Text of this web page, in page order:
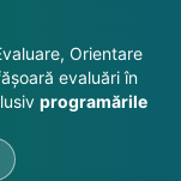
Orientare
evaluări în
programările